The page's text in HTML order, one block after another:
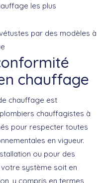
les plus
par des modèles à
chauffage
chauffage est
chauffagistes à
pour respecter toutes
en vigueur.
ou pour des
système soit en
, y compris en termes